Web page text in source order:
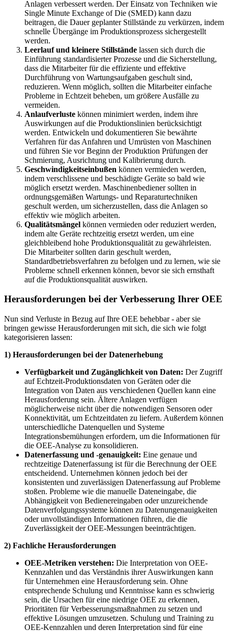
Anlagen verbessert werden. Der Einsatz von Techniken wie
Single Minute Exchange of Die (SMED) kann dazu
beitragen, die Dauer geplanter Stillstände zu verkürzen, indem
schnelle Übergänge im Produktionsprozess sichergestellt
werden.
Leerlauf und kleinere Stillstände lassen sich durch die
Einführung standardisierter Prozesse und die Sicherstellung,
dass die Mitarbeiter für die effiziente und effektive
Durchführung von Wartungsaufgaben geschult sind,
reduzieren. Wenn möglich, sollten die Mitarbeiter einfache
Probleme in Echtzeit beheben, um größere Ausfälle zu
vermeiden.
Anlaufverluste können minimiert werden, indem ihre
Auswirkungen auf die Produktionslinien berücksichtigt
werden. Entwickeln und dokumentieren Sie bewährte
Verfahren für das Anfahren und Umrüsten von Maschinen
und führen Sie vor Beginn der Produktion Prüfungen der
Schmierung, Ausrichtung und Kalibrierung durch.
Geschwindigkeitseinbußen können vermieden werden,
indem verschlissene und beschädigte Geräte so bald wie
möglich ersetzt werden. Maschinenbediener sollten in
ordnungsgemäßen Wartungs- und Reparaturtechniken
geschult werden, um sicherzustellen, dass die Anlagen so
effektiv wie möglich arbeiten.
Qualitätsmängel können vermieden oder reduziert werden,
indem alte Geräte rechtzeitig ersetzt werden, um eine
gleichbleibend hohe Produktionsqualität zu gewährleisten.
Die Mitarbeiter sollten darin geschult werden,
Standardbetriebsverfahren zu befolgen und zu lernen, wie sie
Probleme schnell erkennen können, bevor sie sich ernsthaft
auf die Produktionsqualität auswirken.
Herausforderungen bei der Verbesserung Ihrer OEE
Nun sind Verluste in Bezug auf Ihre OEE behebbar - aber sie
bringen gewisse Herausforderungen mit sich, die sich wie folgt
kategorisieren lassen:
1) Herausforderungen bei der Datenerhebung
Verfügbarkeit und Zugänglichkeit von Daten: Der Zugriff
auf Echtzeit-Produktionsdaten von Geräten oder die
Integration von Daten aus verschiedenen Quellen kann eine
Herausforderung sein. Ältere Anlagen verfügen
möglicherweise nicht über die notwendigen Sensoren oder
Konnektivität, um Echtzeitdaten zu liefern. Außerdem können
unterschiedliche Datenquellen und Systeme
Integrationsbemühungen erfordern, um die Informationen für
die OEE-Analyse zu konsolidieren.
Datenerfassung und -genauigkeit: Eine genaue und
rechtzeitige Datenerfassung ist für die Berechnung der OEE
entscheidend. Unternehmen können jedoch bei der
konsistenten und zuverlässigen Datenerfassung auf Probleme
stoßen. Probleme wie die manuelle Dateneingabe, die
Abhängigkeit von Bedienereingaben oder unzureichende
Datenverfolgungssysteme können zu Datenungenauigkeiten
oder unvollständigen Informationen führen, die die
Zuverlässigkeit der OEE-Messungen beeinträchtigen.
2) Fachliche Herausforderungen
OEE-Metriken verstehen: Die Interpretation von OEE-
Kennzahlen und das Verständnis ihrer Auswirkungen kann
für Unternehmen eine Herausforderung sein. Ohne
entsprechende Schulung und Kenntnisse kann es schwierig
sein, die Ursachen für eine niedrige OEE zu erkennen,
Prioritäten für Verbesserungsmaßnahmen zu setzen und
effektive Lösungen umzusetzen. Schulung und Training zu
OEE-Kennzahlen und deren Interpretation sind für eine